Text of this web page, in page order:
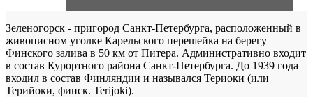
Зеленогорск - пригород Санкт-Петербурга, расположенный в
живописном уголке Карельского перешейка на берегу
Финского залива в 50 км от Питера. Административно входит
в состав Курортного района Санкт-Петербурга. До 1939 года
входил в состав Финляндии и назывался Териоки (или
Терийоки, финск. Terijoki).